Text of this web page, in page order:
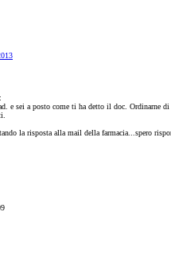
e sei a posto come ti ha detto il doc. Ordinarne
la risposta alla mail della farmacia...spero